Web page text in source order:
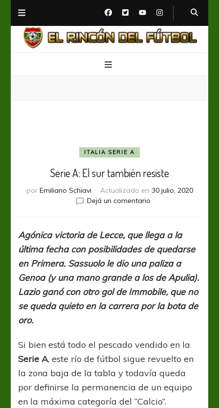
ITALIA SERIE A
Serie A: El sur también resiste
por Emiliano Schiavi Actualizado en 30 julio, 2020
Dejá un comentarioen
El
sur
también
resiste
Agónica victoria de Lecce, que llega a la
última fecha con posibilidades de quedarse
en Primera. Sassuolo le dio una paliza a
Genoa (y una mano grande a los de Apulia).
Lazio ganó con otro gol de Immobile, que no
se queda quieto en la carrera por la bota de
oro.
Si bien está todo el pescado vendido en la
Serie A, este río de fútbol sigue revuelto en
la zona baja de la tabla y todavía queda
por definirse la permanencia de un equipo
en la máxima categoría del “Calcio”.